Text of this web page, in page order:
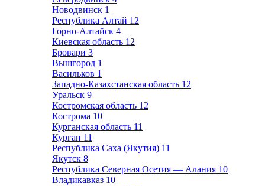
Новодвинск 1
Республика Алтай 12
Горно-Алтайск 4
Киевская область 12
Бровари 3
Вышгород 1
Васильков 1
Западно-Казахстанская область 12
Уральск 9
Костромская область 12
Кострома 10
Курганская область 11
Курган 11
Республика Саха (Якутия) 11
Якутск 8
Республика Северная Осетия — Алания 10
Владикавказ 10